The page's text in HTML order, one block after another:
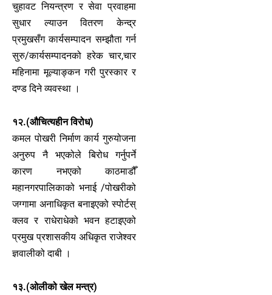
चुहावट नियन्त्रण र सेवा प्रवाहमा
सुधार ल्याउन वितरण केन्द्र
प्रमुखसँग कार्यसम्पादन सम्झौता गर्न
सुरु/कार्यसम्पादनको हरेक चार,चार
महिनामा मूल्याङ्कन गरी पुरस्कार र
दण्ड दिने व्यवस्था ।
१२.(औचित्यहीन विरोध)
कमल पोखरी निर्माण कार्य गुरुयोजना
अनुरुप नै भएकोले बिरोध गर्नुपर्ने
कारण नभएको काठमाडौँ
महानगरपालिकाको भनाई /पोखरीको
जग्गामा अनाधिकृत बनाइएको स्पोर्टस्
क्लव र राधेराधेको भवन हटाइएको
प्रमुख प्रशासकीय अधिकृत राजेश्वर
ज्ञवालीको दाबी ।
१३.(ओलीको खेल मन्त्र)